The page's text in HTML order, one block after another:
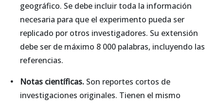
geográfico. Se debe incluir toda la información
necesaria para que el experimento pueda ser
replicado por otros investigadores. Su extensión
debe ser de máximo 8 000 palabras, incluyendo las
referencias.
Notas científicas. Son reportes cortos de
investigaciones originales. Tienen el mismo